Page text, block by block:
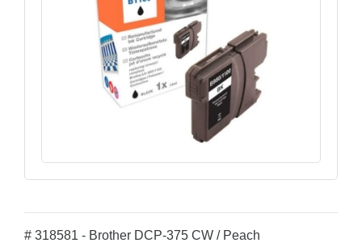
# 318581 - Brother DCP-375 CW / Peach